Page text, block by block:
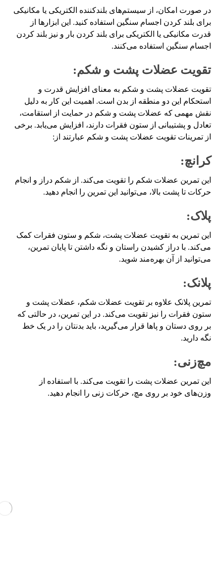
در صورت امکان، از سیستم‌های بلندکننده الکتریکی یا مکانیکی
برای بلند کردن اجسام سنگین استفاده کنید. این ابزارها از
قدرت مکانیکی یا الکتریکی برای بلند کردن بار و نیز بلند کردن
اجسام سنگین استفاده می‌کنند.
تقویت عضلات پشت و شکم:
تقویت عضلات پشت و شکم به معنای افزایش قدرت و
استحکام این دو منطقه از بدن است. اهمیت این کار به دلیل
نقش مهمی که عضلات پشت و شکم در حمایت از استقامت،
تعادل و پشتیبانی از ستون فقرات دارند، افزایش می‌یابد. برخی
از تمرینات تقویت عضلات پشت و شکم عبارتند از:
کرانچ:
این تمرین عضلات شکم را تقویت می‌کند. از شکم دراز و انجام
حرکات تا پشت بالا، می‌توانید این تمرین را انجام دهید.
پلاک:
این تمرین به تقویت عضلات پشت، شکم و ستون فقرات کمک
می‌کند. با دراز کشیدن راستان و نگه داشتن تا پایان تمرین،
می‌توانید از آن بهره‌مند شوید.
پلانک:
تمرین پلانک علاوه بر تقویت عضلات شکم، عضلات پشت و
ستون فقرات را نیز تقویت می‌کند. در این تمرین، در حالتی که
بر روی دستان و پاها قرار می‌گیرید، باید بدنتان را در یک خط
نگه دارید.
مچ‌زنی:
این تمرین عضلات پشت را تقویت می‌کند. با استفاده از
وزن‌های خود بر روی مچ، حرکات زنی را انجام دهید.